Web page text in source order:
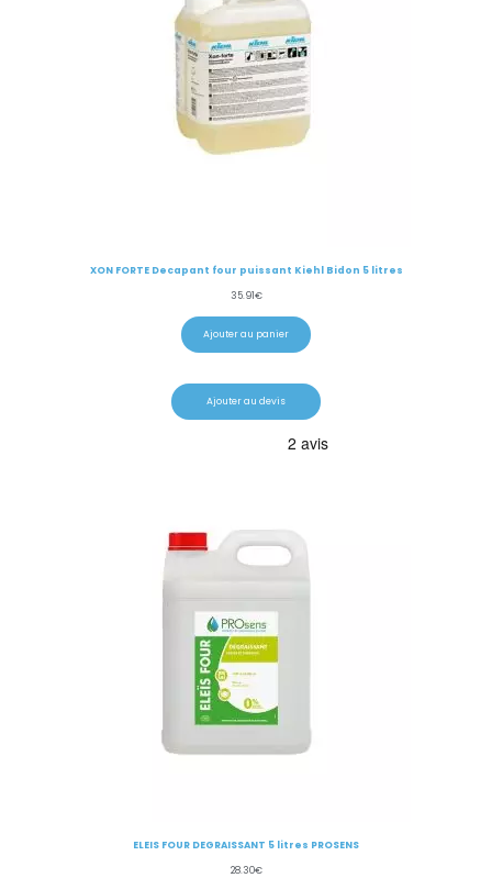
XON FORTE Decapant four puissant Kiehl Bidon 5 litres
35.91€
Ajouter au panier
Ajouter au devis
ELEIS FOUR DEGRAISSANT 5 litres PROSENS
28.30€